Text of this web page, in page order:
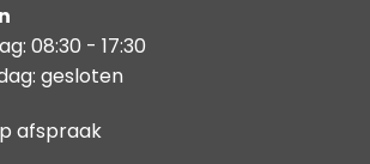
08:30 - 17:30
gesloten
afspraak